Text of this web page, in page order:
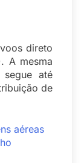
direto
A mesma
até
de
aéreas